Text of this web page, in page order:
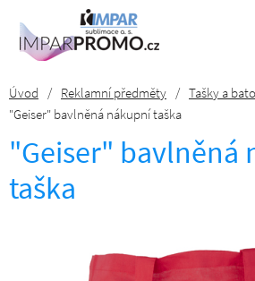
Úvod / Reklamní předměty / Tašky a
"Geiser" bavlněná nákupní taška
"Geiser" bavlněná
taška